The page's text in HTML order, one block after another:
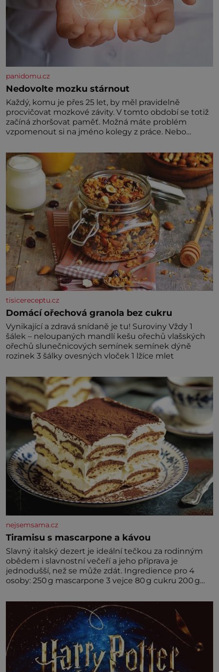
panidomu.cz
Nedovolte mozku stárnout
Každý, komu je přes 25 let, by měl pravidelně
procvičovat mozkové závity. V tomto období se totiž
začíná zhoršovat paměť. Možná máte problém
vzpomenout si na jméno kolegy z práce. Nebo
nedávno přečetli. Je to opravdu tak, s věkem jako
kdyby se paměť rozhodla stávkovat. Cvičte
tisicereceptu.cz
Domácí ořechová granola bez cukru
Vynikající a zdravá snídaně je tu! Suroviny Vždy 1
šálek – neloupaných mandlí kešu ořechů vlašských
ořechů slunečnicových semínek semínek dýně
rozinek 3 šálky ovesných vloček 1 lžíce mlet
nejsemsama.cz
Tiramisu s mascarpone a kávou
Slavný italský dezert je ideální tečkou za rodinným
obědem i slavnostní večeří a jeho příprava je
jednodušší, než se může zdát. Ingredience pro 4
osoby: 250 g mascarpone 3 vejce 80 g cukru 200 g
amaretta kakao na posypání Postup: Oddělte
žloutky od bílků. Žloutky vyšlehejte s cukrem do
světlé pěny a postupně do nich vmíchejte
mascarpone, aby vznikl hladký